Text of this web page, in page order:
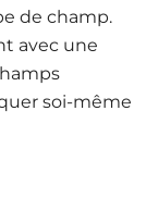
de champ.
avec une
soi-même